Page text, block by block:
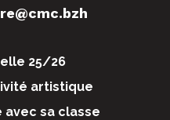
25/26
artistique
avec sa classe